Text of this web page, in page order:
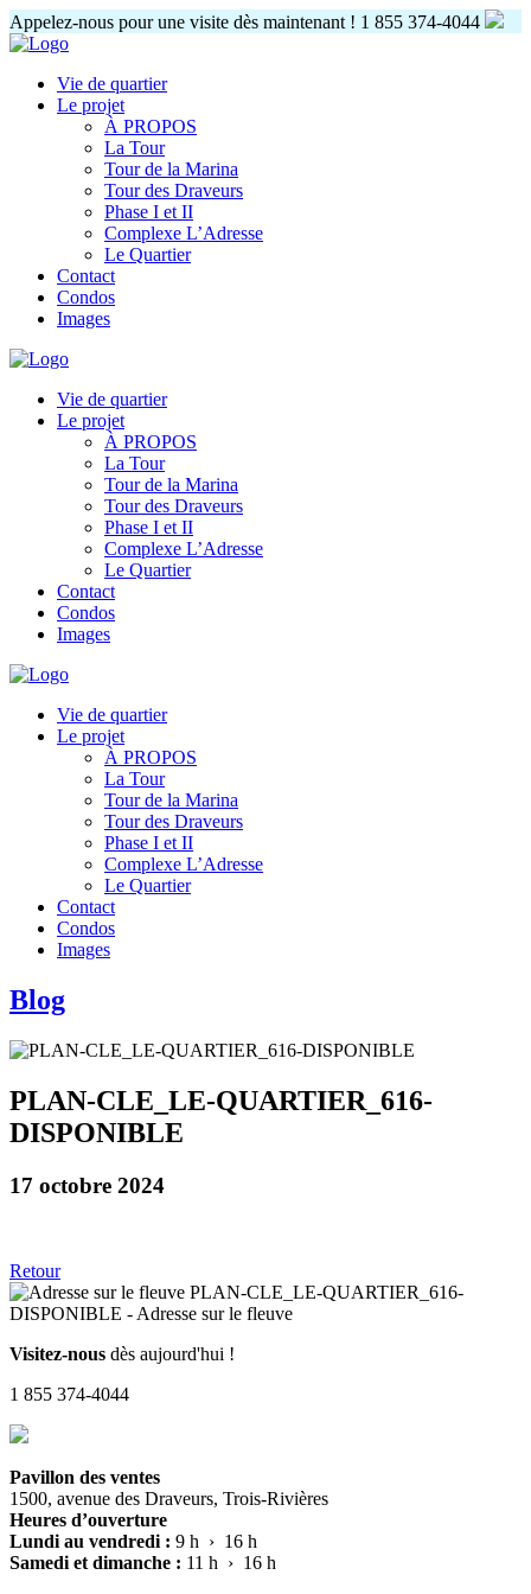
Appelez-nous pour une visite dès maintenant ! 1 855 374-4044
Vie de quartier
Le projet
À PROPOS
La Tour
Tour de la Marina
Tour des Draveurs
Phase I et II
Complexe L’Adresse
Le Quartier
Contact
Condos
Images
Vie de quartier
Le projet
À PROPOS
La Tour
Tour de la Marina
Tour des Draveurs
Phase I et II
Complexe L’Adresse
Le Quartier
Contact
Condos
Images
Vie de quartier
Le projet
À PROPOS
La Tour
Tour de la Marina
Tour des Draveurs
Phase I et II
Complexe L’Adresse
Le Quartier
Contact
Condos
Images
Blog
PLAN-CLE_LE-QUARTIER_616-
DISPONIBLE
17 octobre 2024
Retour
Visitez-nous dès aujourd'hui !
1 855 374-4044
Pavillon des ventes
1500, avenue des Draveurs, Trois-Rivières
Heures d’ouverture
Lundi au vendredi : 9 h › 16 h
Samedi et dimanche : 11 h › 16 h